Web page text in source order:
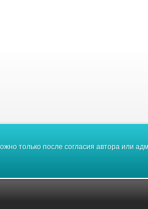
только после согласия автора или